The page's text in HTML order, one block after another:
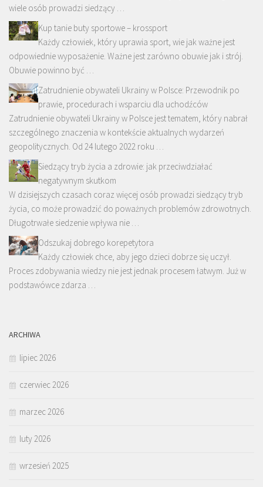
wiele osób prowadzi siedzący …
Kup tanie buty sportowe – krossport
Każdy człowiek, który uprawia sport, wie jak ważne jest
odpowiednie wyposażenie. Ważne jest zarówno obuwie jak i strój.
Obuwie powinno być …
Zatrudnienie obywateli Ukrainy w Polsce: Przewodnik po
prawie, procedurach i wsparciu dla uchodźców
Zatrudnienie obywateli Ukrainy w Polsce jest tematem, który nabrał
szczególnego znaczenia w kontekście aktualnych wydarzeń
geopolitycznych. Od 24 lutego 2022 roku …
Siedzący tryb życia a zdrowie: jak przeciwdziałać
negatywnym skutkom
W dzisiejszych czasach coraz więcej osób prowadzi siedzący tryb
życia, co może prowadzić do poważnych problemów zdrowotnych.
Długotrwałe siedzenie wpływa nie …
Odszukaj dobrego korepetytora
Każdy człowiek chce, aby jego dzieci dobrze się uczył.
Proces zdobywania wiedzy nie jest jednak procesem łatwym. Już w
podstawówce zdarza …
ARCHIWA
lipiec 2026
czerwiec 2026
marzec 2026
luty 2026
wrzesień 2025